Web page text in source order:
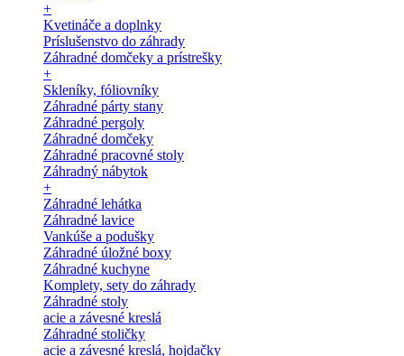
+
Kvetináče a doplnky
Príslušenstvo do záhrady
Záhradné domčeky a prístrešky
+
Skleníky, fóliovníky
Záhradné párty stany
Záhradné pergoly
Záhradné domčeky
Záhradné pracovné stoly
Záhradný nábytok
+
Záhradné lehátka
Záhradné lavice
Vankúše a podušky
Záhradné úložné boxy
Záhradné kuchyne
Komplety, sety do záhrady
Záhradné stoly
acie a závesné kreslá
Záhradné stoličky
acie a závesné kreslá, hojdačky